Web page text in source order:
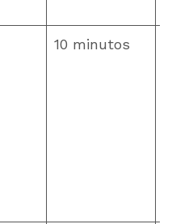
10 minutos